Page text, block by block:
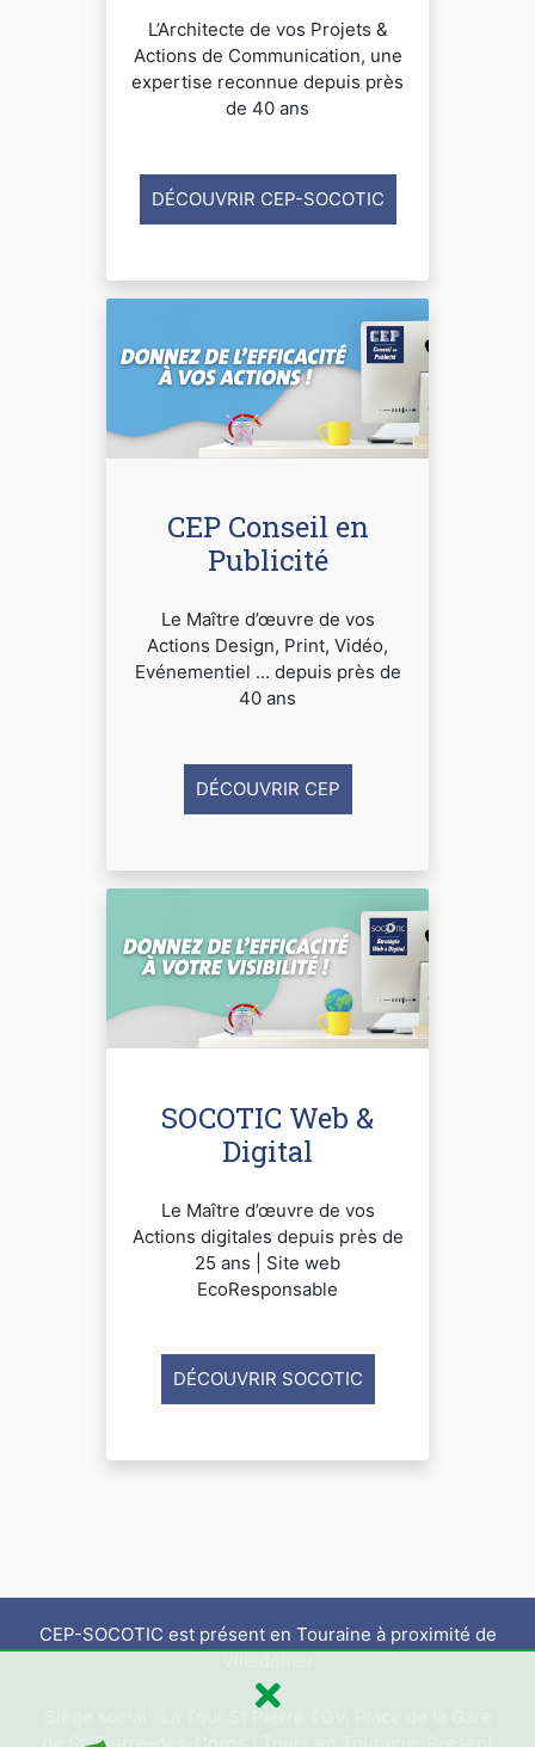
L’Architecte de vos Projets &
Actions de Communication, une
expertise reconnue depuis près
de 40 ans
DÉCOUVRIR CEP-SOCOTIC
CEP Conseil en
Publicité
Le Maître d’œuvre de vos
Actions Design, Print, Vidéo,
Evénementiel ... depuis près de
40 ans
DÉCOUVRIR CEP
SOCOTIC Web &
Digital
Le Maître d’œuvre de vos
Actions digitales depuis près de
25 ans | Site web
EcoResponsable
DÉCOUVRIR SOCOTIC
CEP-SOCOTIC est présent en Touraine à proximité de